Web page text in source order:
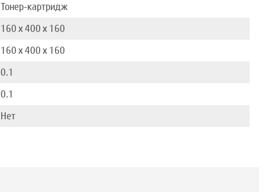
Тонер-картридж
160 x 400 x 160
160 x 400 x 160
0.1
0.1
Нет